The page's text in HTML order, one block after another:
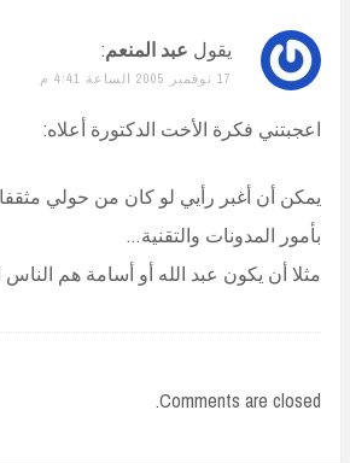
يقول عبد المنعم:
17 نوفمبر 2005 الساعة 4:41 م
اعجبتني فكرة الأخت الدكتورة أعلاه:
يمكن أن أغبر رأيي لو كان من حولي مثقفا
بأمور المدونات والتقنية…
مثلا أن يكون عبد الله أو أسامة هم
Comments are closed.